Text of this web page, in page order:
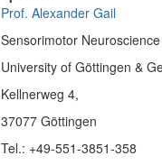
Prof. Alexander Gail
Sensorimotor
University of Göttingen &
Kellnerweg 4,
37077 Göttingen
Tel.: +49-551-3851-358